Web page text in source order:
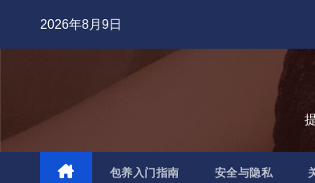
2026年8月9日
包养入门指南 安全与隐私